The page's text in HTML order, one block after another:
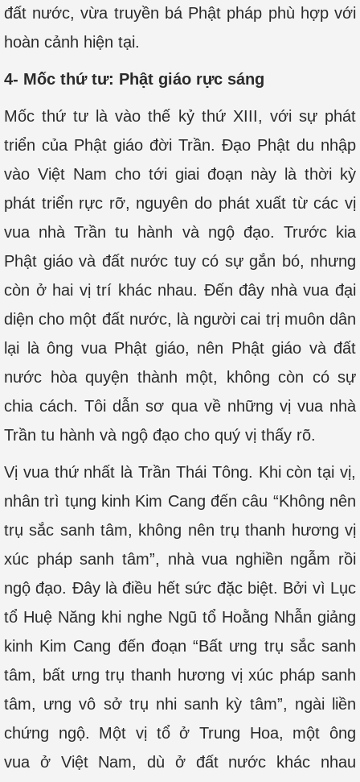
đất nước, vừa truyền bá Phật pháp phù hợp với
hoàn cảnh hiện tại.
4- Mốc thứ tư: Phật giáo rực sáng
Mốc thứ tư là vào thế kỷ thứ XIII, với sự phát
triển của Phật giáo đời Trần. Đạo Phật du nhập
vào Việt Nam cho tới giai đoạn này là thời kỳ
phát triển rực rỡ, nguyên do phát xuất từ các vị
vua nhà Trần tu hành và ngộ đạo. Trước kia
Phật giáo và đất nước tuy có sự gắn bó, nhưng
còn ở hai vị trí khác nhau. Đến đây nhà vua đại
diện cho một đất nước, là người cai trị muôn dân
lại là ông vua Phật giáo, nên Phật giáo và đất
nước hòa quyện thành một, không còn có sự
chia cách. Tôi dẫn sơ qua về những vị vua nhà
Trần tu hành và ngộ đạo cho quý vị thấy rõ.
Vị vua thứ nhất là Trần Thái Tông. Khi còn tại vị,
nhân trì tụng kinh Kim Cang đến câu “Không nên
trụ sắc sanh tâm, không nên trụ thanh hương vị
xúc pháp sanh tâm”, nhà vua nghiền ngẫm rồi
ngộ đạo. Đây là điều hết sức đặc biệt. Bởi vì Lục
tổ Huệ Năng khi nghe Ngũ tổ Hoằng Nhẫn giảng
kinh Kim Cang đến đoạn “Bất ưng trụ sắc sanh
tâm, bất ưng trụ thanh hương vị xúc pháp sanh
tâm, ưng vô sở trụ nhi sanh kỳ tâm”, ngài liền
chứng ngộ. Một vị tổ ở Trung Hoa, một ông
vua ở Việt Nam, dù ở đất nước khác nhau